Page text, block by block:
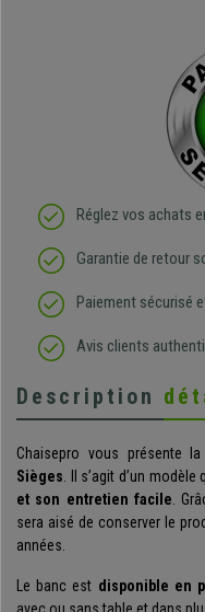
Réglez vos achats
Garantie de retour
Paiement sécurisé
Avis clients
Description
Chaisepro vous présente
Sièges. Il s’agit d’un
et son entretien facile.
sera aisé de conserver le
années.
Le banc est disponible en